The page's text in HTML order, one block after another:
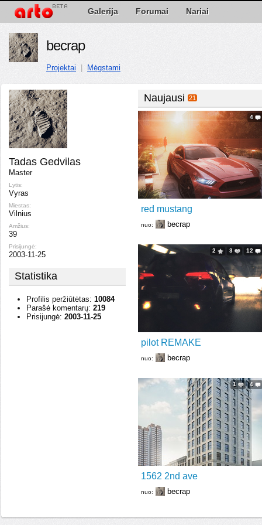
Galerija Forumai Nariai
becrap
Projektai Mėgstami
Tadas Gedvilas
Master
Lytis:
Vyras
Miestas:
Vilnius
Amžius:
39
Prisijungė:
2003-11-25
Statistika
Profilis peržiūtėtas: 10084
Parašė komentarų: 219
Prisijungė: 2003-11-25
Naujausi 21
4
red mustang
nuo: becrap
2 3 12
pilot REMAKE
nuo: becrap
1 4
1562 2nd ave
nuo: becrap